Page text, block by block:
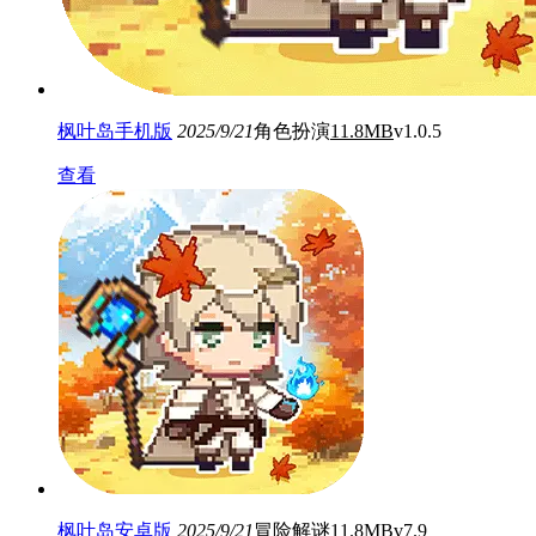
枫叶岛手机版 2025/9/21角色扮演11.8MBv1.0.5
查看
枫叶岛安卓版 2025/9/21 冒险解谜11.8MBv7.9